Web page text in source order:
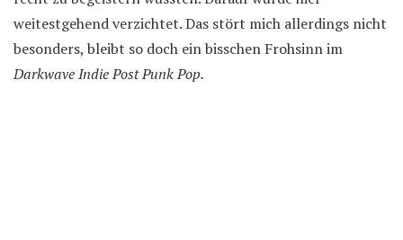
weitestgehend verzichtet. Das stört mich allerdings nicht
besonders, bleibt so doch ein bisschen Frohsinn im
Darkwave Indie Post Punk Pop.